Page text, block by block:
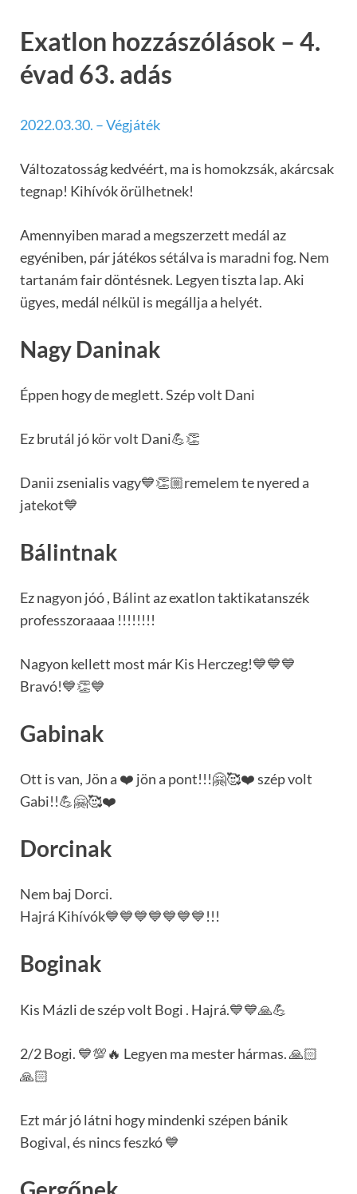
Exatlon hozzászólások – 4.
évad 63. adás
2022.03.30. – Végjáték
Változatosság kedvéért, ma is homokzsák, akárcsak
tegnap! Kihívók örülhetnek!
Amennyiben marad a megszerzett medál az
egyéniben, pár játékos sétálva is maradni fog. Nem
tartanám fair döntésnek. Legyen tiszta lap. Aki
ügyes, medál nélkül is megállja a helyét.
Nagy Daninak
Éppen hogy de meglett. Szép volt Dani
Ez brutál jó kör volt Dani💪👏
Danii zsenialis vagy💙👏🏼remelem te nyered a
jatekot💙
Bálintnak
Ez nagyon jóó , Bálint az exatlon taktikatanszék
professzoraaaa !!!!!!!!
Nagyon kellett most már Kis Herczeg!💙💙💙
Bravó!💙👏💙
Gabinak
Ott is van, Jön a ❤️ jön a pont!!!🤗🥰❤️ szép volt
Gabi!!💪🤗🥰❤️
Dorcinak
Nem baj Dorci.
Hajrá Kihívók💙💙💙💙💙💙💙!!!
Boginak
Kis Mázli de szép volt Bogi . Hajrá.💙💙🙏💪
2/2 Bogi. 💙💯🔥 Legyen ma mester hármas. 🙏🏻
🙏🏻
Ezt már jó látni hogy mindenki szépen bánik
Bogival, és nincs feszkó 💙